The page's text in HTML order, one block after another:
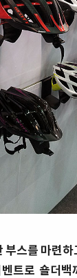
스를 마련하
트로 숄더백